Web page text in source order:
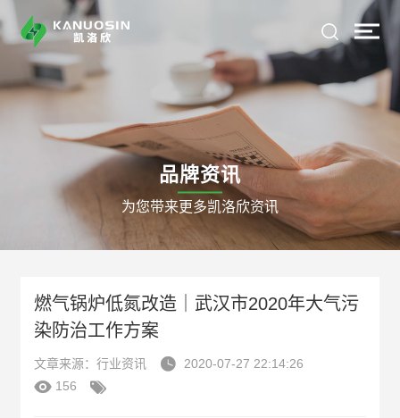
品牌资讯
为您带来更多凯洛欣资讯
燃气锅炉低氮改造｜武汉市2020年大气污
染防治工作方案
文章来源：行业资讯  2020-07-27 22:14:26
 156 